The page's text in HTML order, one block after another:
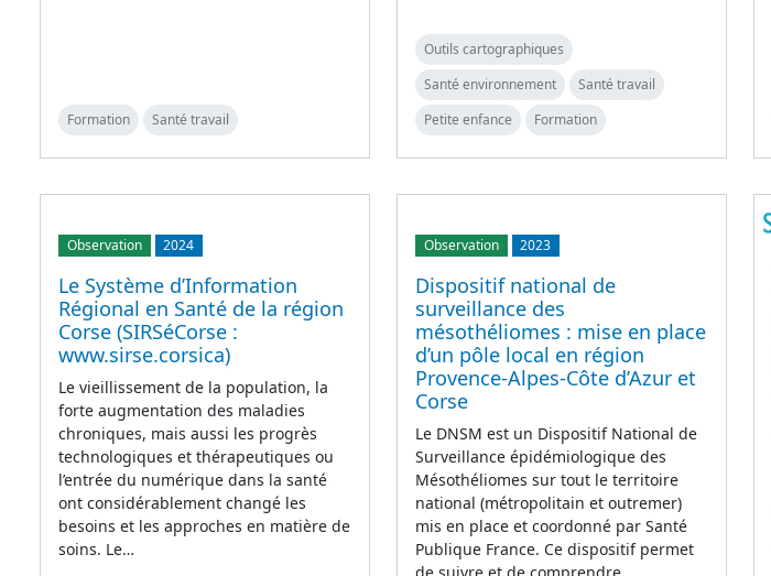
Formation Santé travail
Outils cartographiques
Santé environnement
Santé travail
Petite enfance
Formation
Observation 2024
Le Système d’Information
Régional en Santé de la région
Corse (SIRSéCorse :
www.sirse.corsica)
Le vieillissement de la population, la
forte augmentation des maladies
chroniques, mais aussi les progrès
technologiques et thérapeutiques ou
l’entrée du numérique dans la santé
ont considérablement changé les
besoins et les approches en matière de
soins. Le…
Observation 2023
Dispositif national de
surveillance des
mésothéliomes : mise en place
d’un pôle local en région
Provence-Alpes-Côte d’Azur et
Corse
Le DNSM est un Dispositif National de
Surveillance épidémiologique des
Mésothéliomes sur tout le territoire
national (métropolitain et outremer)
mis en place et coordonné par Santé
Publique France. Ce dispositif permet